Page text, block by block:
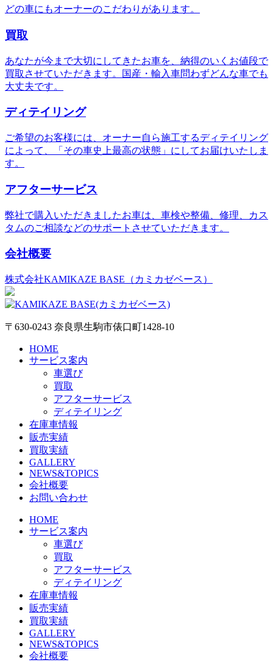
どの車にもオーナーのこだわりがあります。
買取
あなたが今まで大切にしてきたお車を、納得のいくお値段で
買取させていただきます。国産・輸入車問わずどんな車でも
大丈夫です。
ディテイリング
ご希望のお客様には、オーナー自ら施工するディテイリング
によって、「その車史上最高の状態」にしてお届けいたしま
す。
アフターサービス
弊社で購入いただきましたお車は、車検や整備、修理、カス
タムのご相談などのサポートさせていただきます。
会社概要
株式会社KAMIKAZE BASE（カミカゼベース）
〒630-0243 奈良県生駒市俵口町1428-10
HOME
サービス案内
車選び
買取
アフターサービス
ディテイリング
在庫車情報
販売実績
買取実績
GALLERY
NEWS&TOPICS
会社概要
お問い合わせ
HOME
サービス案内
車選び
買取
アフターサービス
ディテイリング
在庫車情報
販売実績
買取実績
GALLERY
NEWS&TOPICS
会社概要